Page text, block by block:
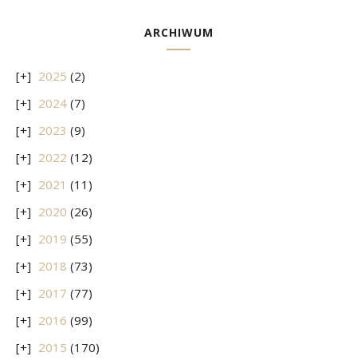
ARCHIWUM
2025 (2)
2024 (7)
2023 (9)
2022 (12)
2021 (11)
2020 (26)
2019 (55)
2018 (73)
2017 (77)
2016 (99)
2015 (170)